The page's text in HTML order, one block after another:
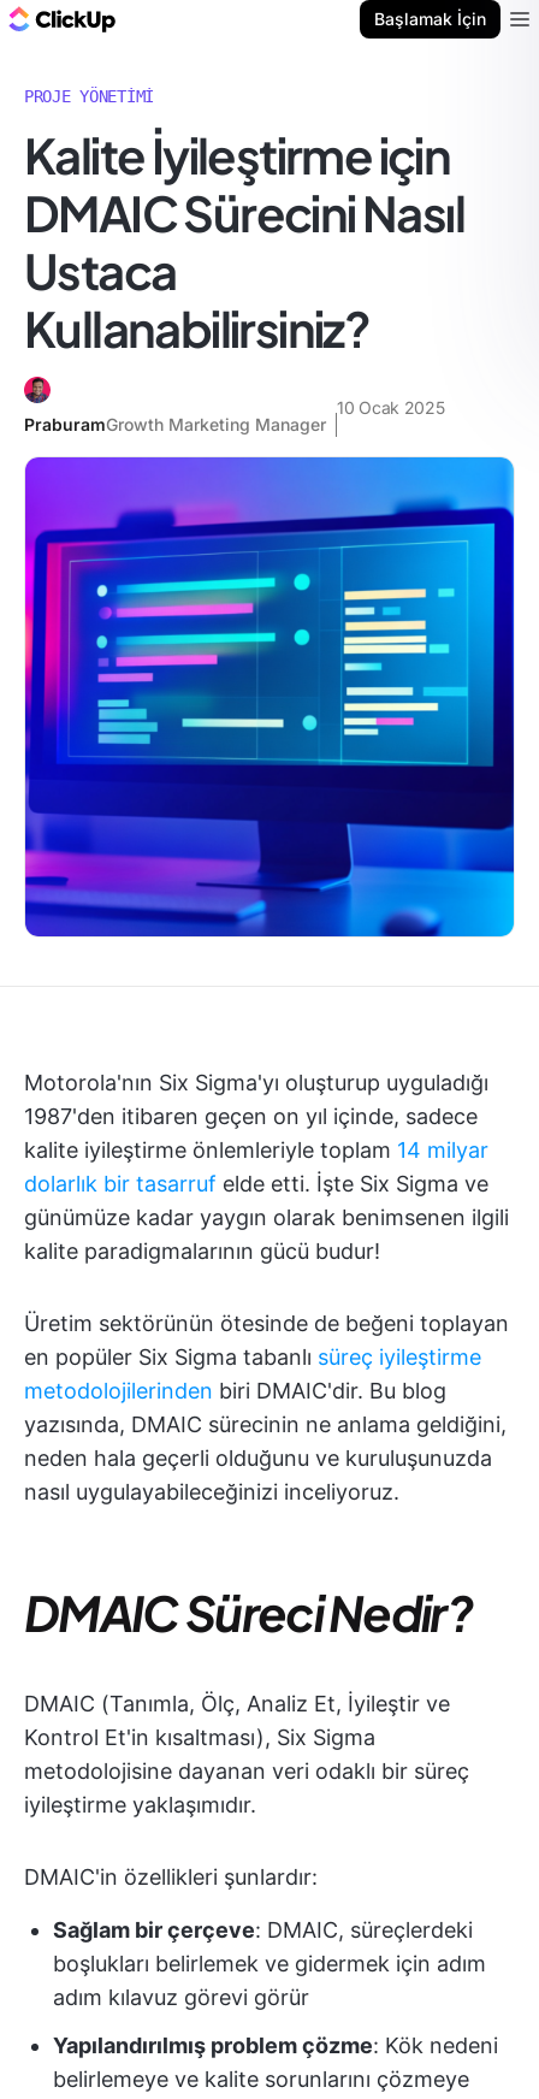
Başlamak İçin
PROJE YÖNETIMI
Kalite İyileştirme için
DMAIC Sürecini Nasıl
Ustaca
Kullanabilirsiniz?
PraburamGrowth Marketing Manager
10 Ocak 2025
Motorola'nın Six Sigma'yı oluşturup uyguladığı
1987'den itibaren geçen on yıl içinde, sadece
kalite iyileştirme önlemleriyle toplam 14 milyar
dolarlık bir tasarruf elde etti. İşte Six Sigma ve
günümüze kadar yaygın olarak benimsenen ilgili
kalite paradigmalarının gücü budur!
Üretim sektörünün ötesinde de beğeni toplayan
en popüler Six Sigma tabanlı süreç iyileştirme
metodolojilerinden biri DMAIC'dir. Bu blog
yazısında, DMAIC sürecinin ne anlama geldiğini,
neden hala geçerli olduğunu ve kuruluşunuzda
nasıl uygulayabileceğinizi inceliyoruz.
DMAIC Süreci Nedir?
DMAIC (Tanımla, Ölç, Analiz Et, İyileştir ve
Kontrol Et'in kısaltması), Six Sigma
metodolojisine dayanan veri odaklı bir süreç
iyileştirme yaklaşımıdır.
DMAIC'in özellikleri şunlardır:
Sağlam bir çerçeve: DMAIC, süreçlerdeki
boşlukları belirlemek ve gidermek için adım
adım kılavuz görevi görür
Yapılandırılmış problem çözme: Kök nedeni
belirlemeye ve kalite sorunlarını çözmeye